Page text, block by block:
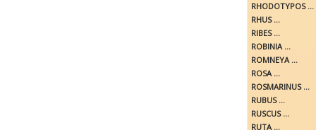
RHODOTYPOS ...
RHUS ...
RIBES ...
ROBINIA ...
ROMNEYA ...
ROSA ...
ROSMARINUS ...
RUBUS ...
RUSCUS ...
RUTA ...